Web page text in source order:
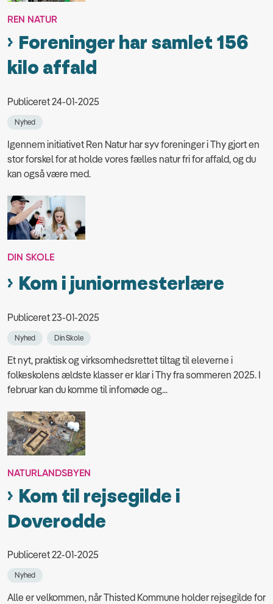
REN NATUR
Foreninger har samlet 156
kilo affald
Publiceret 24-01-2025
Nyhed
Igennem initiativet Ren Natur har syv foreninger i Thy gjort en
stor forskel for at holde vores fælles natur fri for affald, og du
kan også være med.
DIN SKOLE
Kom i juniormesterlære
Publiceret 23-01-2025
Nyhed Din Skole
Et nyt, praktisk og virksomhedsrettet tiltag til eleverne i
folkeskolens ældste klasser er klar i Thy fra sommeren 2025. I
februar kan du komme til infomøde og...
NATURLANDSBYEN
Kom til rejsegilde i
Doverodde
Publiceret 22-01-2025
Nyhed
Alle er velkommen, når Thisted Kommune holder rejsegilde for